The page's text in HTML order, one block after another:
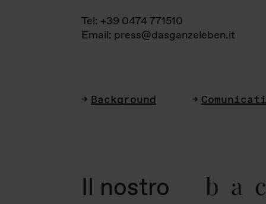
Tel: +39 0474 771510
Email: press@dasganzeleben.it
Background
Il nostro